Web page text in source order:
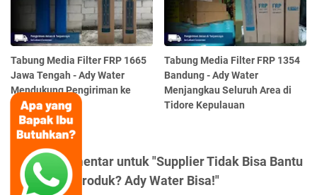
Tabung Media Filter FRP 1665
Jawa Tengah - Ady Water
Mendukung Pengiriman ke
Tuban
Tabung Media Filter FRP 1354
Bandung - Ady Water
Menjangkau Seluruh Area di
Tidore Kepulauan
Posting Komentar untuk "Supplier Tidak Bisa Bantu
Konsultasi Produk? Ady Water Bisa!"